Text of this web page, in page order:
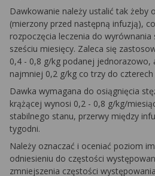
Dawkowanie należy ustalić tak żeby
(mierzony przed następną infuzją),
rozpoczęcia leczenia do
sześciu miesięcy. Zaleca się
0,4 - 0,8 g/kg podanej jednorazowo,
najmniej 0,2 g/kg co trzy do czterech
Dawka wymagana do osiągnięcia
krążącej wynosi 0,2 - 0,8 g/kg/
stabilnego stanu, przerwy między
tygodni.
Należy oznaczać i oceniać poziom
odniesieniu do częstości
zmniejszenia częstości